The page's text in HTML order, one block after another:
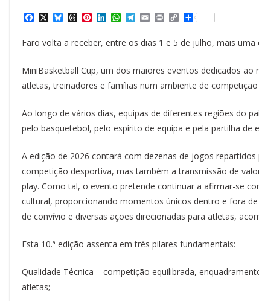
a
e
o
o
k
X B
e
k
y
T
h
e
d
s
P
t
r
e
s
L
k
d
I
n
W
h
t
A
p
p
T
e
e
r
a
m
E
m
i
P
n
C
o
p
y
i
n
k
S
h
a
r
Faro volta a receber, entre os dias 1 e 5 de julho, mais uma
MiniBasketball Cup, um dos maiores eventos dedicados
atletas, treinadores e famílias num ambiente de
Ao longo de vários dias, equipas de diferentes regiões do
pelo basquetebol, pelo espírito de equipa e pela partilha de
A edição de 2026 contará com dezenas de jogos
competição desportiva, mas também a transmissão de
play. Como tal, o evento pretende continuar a afirmar-se
cultural, proporcionando momentos únicos dentro e fora
de convívio e diversas ações direcionadas para atletas,
Esta 10.ª edição assenta em três pilares fundamentais:
Qualidade Técnica – competição equilibrada,
atletas;